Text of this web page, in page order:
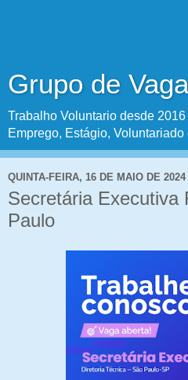
Grupo de
Trabalho Voluntario desde
Emprego, Estágio, Voluntariado
QUINTA-FEIRA, 16 DE MAIO DE 2024
Secretária Executiva
Paulo